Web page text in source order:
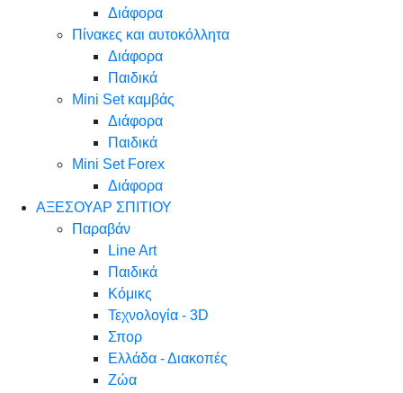
Διάφορα
Πίνακες και αυτοκόλλητα
Διάφορα
Παιδικά
Mini Set καμβάς
Διάφορα
Παιδικά
Mini Set Forex
Διάφορα
ΑΞΕΣΟΥΑΡ ΣΠΙΤΙΟΥ
Παραβάν
Line Art
Παιδικά
Κόμικς
Τεχνολογία - 3D
Σπορ
Ελλάδα - Διακοπές
Ζώα